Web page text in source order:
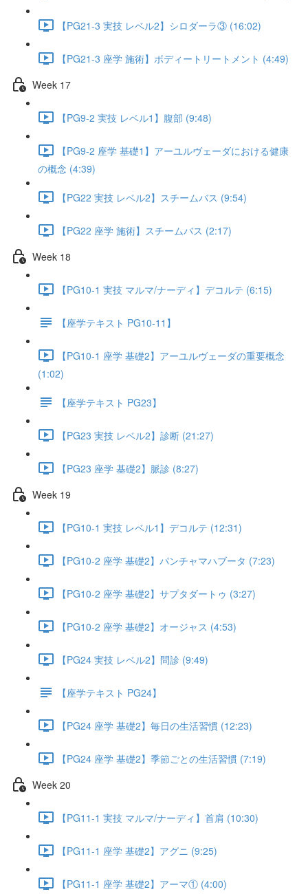
【PG21-3 実技 レベル2】シロダーラ③ (16:02)
【PG21-3 座学 施術】ボディートリートメント (4:49)
Week 17
【PG9-2 実技 レベル1】腹部 (9:48)
【PG9-2 座学 基礎1】アーユルヴェーダにおける健康
の概念 (4:39)
【PG22 実技 レベル2】スチームバス (9:54)
【PG22 座学 施術】スチームバス (2:17)
Week 18
【PG10-1 実技 マルマ/ナーディ】デコルテ (6:15)
【座学テキスト PG10-11】
【PG10-1 座学 基礎2】アーユルヴェーダの重要概念
(1:02)
【座学テキスト PG23】
【PG23 実技 レベル2】診断 (21:27)
【PG23 座学 基礎2】脈診 (8:27)
Week 19
【PG10-1 実技 レベル1】デコルテ (12:31)
【PG10-2 座学 基礎2】パンチャマハブータ (7:23)
【PG10-2 座学 基礎2】サプタダートゥ (3:27)
【PG10-2 座学 基礎2】オージャス (4:53)
【PG24 実技 レベル2】問診 (9:49)
【座学テキスト PG24】
【PG24 座学 基礎2】毎日の生活習慣 (12:23)
【PG24 座学 基礎2】季節ごとの生活習慣 (7:19)
Week 20
【PG11-1 実技 マルマ/ナーディ】首肩 (10:30)
【PG11-1 座学 基礎2】アグニ (9:25)
【PG11-1 座学 基礎2】アーマ① (4:00)